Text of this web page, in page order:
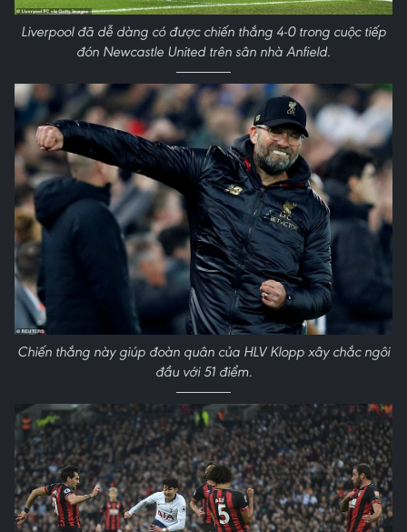
Liverpool đã dễ dàng có được chiến thắng 4-0 trong cuộc tiếp
đón Newcastle United trên sân nhà Anfield.
Chiến thắng này giúp đoàn quân của HLV Klopp xây chắc ngôi
đầu với 51 điểm.